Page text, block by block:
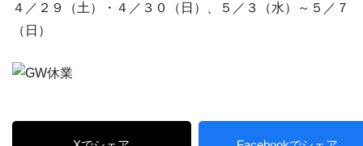
４／２９（土）・４／３０（日）、５／３（水）～５／７
（日）